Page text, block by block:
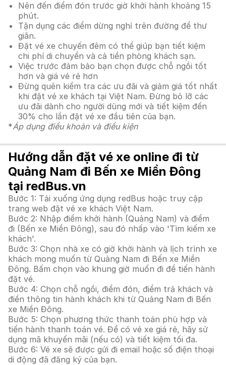
Nên đến điểm đón trước giờ khởi hành khoảng 15
phút.
Tận dụng các điểm dừng nghỉ trên đường để thư
giãn.
Đặt vé xe chuyến đêm có thể giúp bạn tiết kiệm
chi phí di chuyển và cả tiền phòng khách sạn.
Việc trước đảm bảo bạn chọn được chỗ ngồi tốt
hơn và giá vé rẻ hơn
Đừng quên kiểm tra các ưu đãi và giảm giá tốt nhất
khi đặt vé xe khách tại Việt Nam. Đừng bỏ lỡ các
ưu đãi dành cho người dùng mới và tiết kiệm đến
30% cho lần đặt vé xe đầu tiên của bạn.
*Áp dụng điều khoản và điều kiện
Hướng dẫn đặt vé xe online đi từ
Quảng Nam đi Bến xe Miền Đông
tại redBus.vn
Bước 1: Tải xuống ứng dụng redBus hoặc truy cập
trang web đặt vé xe khách Việt Nam.
Bước 2: Nhập điểm khởi hành (Quảng Nam) và điểm
đi (Bến xe Miền Đông), sau đó nhấp vào 'Tìm kiếm xe
khách'.
Bước 3: Chọn nhà xe có giờ khởi hành và lịch trình xe
khách mong muốn từ Quảng Nam đi Bến xe Miền
Đông. Bấm chọn vào khung giờ muốn đi để tiến hành
đặt vé.
Bước 4: Chọn chỗ ngồi, điểm đón, điểm trả khách và
điền thông tin hành khách khi từ Quảng Nam đi Bến
xe Miền Đông.
Bước 5: Chọn phương thức thanh toán phù hợp và
tiến hành thanh toán vé. Để có vé xe giá rẻ, hãy sử
dụng mã khuyến mãi (nếu có) và tiết kiệm tối đa.
Bước 6: Vé xe sẽ được gửi đi email hoặc số điện thoại
di động đã đăng ký của bạn.